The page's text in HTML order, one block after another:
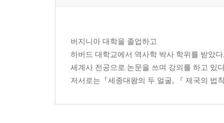
버지니아 대학을 졸업하고
하버드 대학교에서 역사학 박사 학위를 받았
세계사 전공으로 논문을 쓰며 강의를 하고 있
저서로는『세종대왕의 두 얼굴, 『 제국의 법